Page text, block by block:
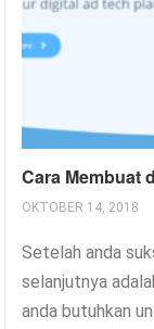
Cara Membuat
OKTOBER 14, 2018
Setelah anda
selanjutnya
anda butuhkan